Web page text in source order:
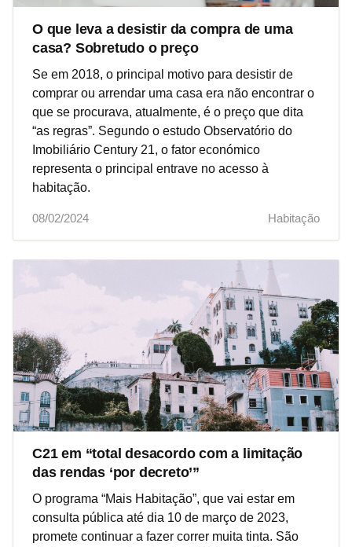
O que leva a desistir da compra de uma
casa? Sobretudo o preço
Se em 2018, o principal motivo para desistir de
comprar ou arrendar uma casa era não encontrar o
que se procurava, atualmente, é o preço que dita
“as regras”. Segundo o estudo Observatório do
Imobiliário Century 21, o fator económico
representa o principal entrave no acesso à
habitação.
08/02/2024 Habitação
C21 em “total desacordo com a limitação
das rendas ‘por decreto’”
O programa “Mais Habitação”, que vai estar em
consulta pública até dia 10 de março de 2023,
promete continuar a fazer correr muita tinta. São